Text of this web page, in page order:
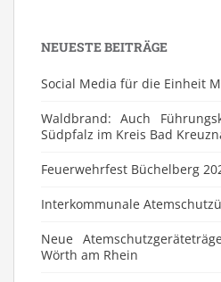
NEUESTE BEITRÄGE
Social Media für die Einheit
Waldbrand: Auch
Südpfalz im Kreis Bad
Feuerwehrfest Büchelberg
⁠Interkommunale
Neue
Wörth am Rhein